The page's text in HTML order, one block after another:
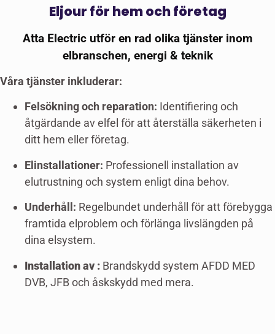
Eljour för hem och företag
Atta Electric utför en rad olika tjänster inom
elbranschen, energi & teknik
Våra tjänster inkluderar:
Felsökning och reparation: Identifiering och
åtgärdande av elfel för att återställa säkerheten i
ditt hem eller företag.
Elinstallationer: Professionell installation av
elutrustning och system enligt dina behov.
Underhåll: Regelbundet underhåll för att förebygga
framtida elproblem och förlänga livslängden på
dina elsystem.
Installation av : Brandskydd system AFDD MED
DVB, JFB och åskskydd med mera.